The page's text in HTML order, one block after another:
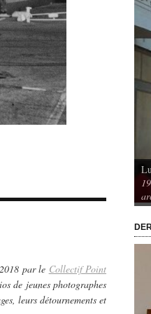
par le Collectif Point
de jeunes photographes
leurs détournements et